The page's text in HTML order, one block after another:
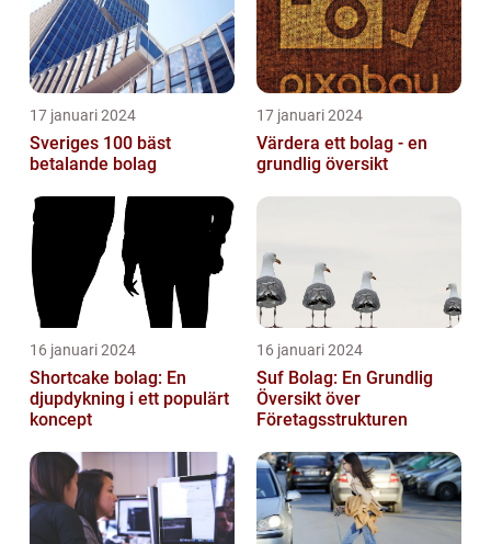
17 januari 2024
Sveriges 100 bäst
betalande bolag
17 januari 2024
Värdera ett bolag - en
grundlig översikt
16 januari 2024
Shortcake bolag: En
djupdykning i ett populärt
koncept
16 januari 2024
Suf Bolag: En Grundlig
Översikt över
Företagsstrukturen